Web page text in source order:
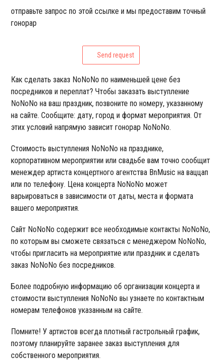
отправьте запрос по этой ссылке и мы предоставим точный
гонорар
Send request
Как сделать заказ NoNoNo по наименьшей цене без
посредников и переплат? Чтобы заказать выступление
NoNoNo на ваш праздник, позвоните по номеру, указанному
на сайте. Сообщите: дату, город и формат мероприятия. От
этих условий напрямую зависит гонорар NoNoNo.
Стоимость выступления NoNoNo на празднике,
корпоративном мероприятии или свадьбе вам точно сообщит
менеждер артиста концертного агентства BnMusic на ваццап
или по телефону. Цена концерта NoNoNo может
варьироваться в зависимости от даты, места и формата
вашего мероприятия.
Сайт NoNoNo содержит все необходимые контакты NoNoNo,
по которым вы сможете связаться с менеджером NoNoNo,
чтобы пригласить на мероприятие или праздник и сделать
заказ NoNoNo без посредников.
Более подробную информацию об организации концерта и
стоимости выступления NoNoNo вы узнаете по контактным
номерам телефонов указанным на сайте.
Помните! У артистов всегда плотный гастрольный график,
поэтому планируйте заранее заказ выступления для
собственного мероприятия.